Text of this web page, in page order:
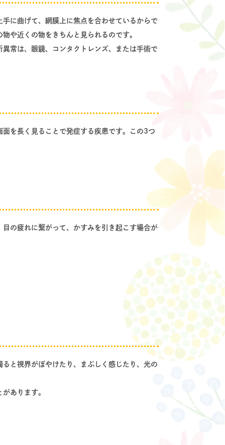
に曲げて、網膜上に焦点を合わせているからで
や近くの物をきちんと見られるのです。
常は、眼鏡、コンタクトレンズ、または手術で
を長く見ることで発症する疾患です。この3つ
の疲れに繋がって、かすみを引き起こす場合が
と視界がぼやけたり、まぶしく感じたり、光の
あります。